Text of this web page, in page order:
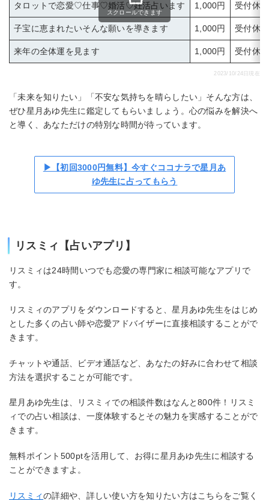
タロットで恋愛♡仕事♡婚活♡妊活占います 1,000円 受付休
子宝に恵まれたいそんな願いを導きます 1,000円 受付休
来年の全体運を見ます 1,000円 受付休
スクロールできます
2023/10/24日現在
「未来を知りたい」「不安な気持ちを晴らしたい」そんな方は、
ぜひ星月あゆ先生に鑑定してもらいましょう。心の悩みを解決へ
と導く、あなただけの特別な時間が待っています。
▶【初回3000円無料】今すぐココナラで星月あ
ゆ先生に占ってもらう
リスミィ【占いアプリ】
リスミィは24時間いつでも恋愛の専門家に相談可能なアプリで
す。
リスミィのアプリをダウンロードすると、星月あゆ先生をはじめ
とした多くの占い師や恋愛アドバイザーに直接相談することがで
きます。
チャットや通話、ビデオ通話など、あなたの好みに合わせて相談
方法を選択することが可能です。
星月あゆ先生は、リスミィでの相談件数はなんと800件！リスミ
ィでの占い相談は、一度体験するとその魅力を実感することがで
きます。
無料ポイント500ptを活用して、お得に星月あゆ先生に相談する
ことができますよ。
リスミィの詳細や、詳しい使い方を知りたい方はこちらをご覧く